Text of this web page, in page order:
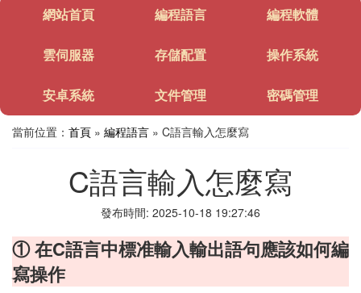
網站首頁 編程語言 編程軟體
雲伺服器 存儲配置 操作系統
安卓系統 文件管理 密碼管理
當前位置： 首頁 » 編程語言 » C語言輸入怎麼寫
C語言輸入怎麼寫
發布時間: 2025-10-18 19:27:46
① 在C語言中標准輸入輸出語句應該如何編
寫操作